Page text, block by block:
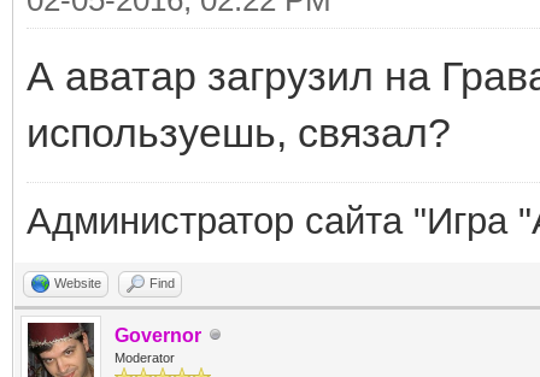
А аватар загрузил на
используешь, связал?
Администратор сайта "Игра
Website Find
Governor
Moderator